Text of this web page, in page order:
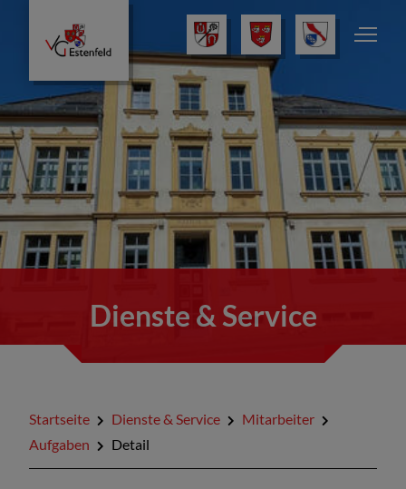
Dienste & Service
Startseite Dienste & Service
Mitarbeiter
Aufgaben
Detail